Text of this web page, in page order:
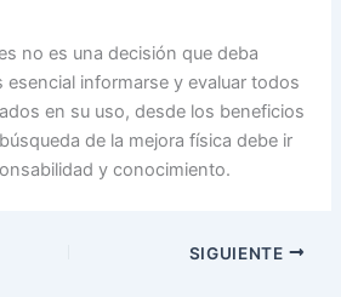
no es una decisión que deba
esencial informarse y evaluar todos
en su uso, desde los beneficios
de la mejora física debe ir
y conocimiento.
SIGUIENTE